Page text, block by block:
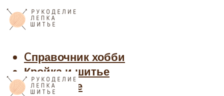
Cправочник хобби
Кройка и шитье
Рукоделие